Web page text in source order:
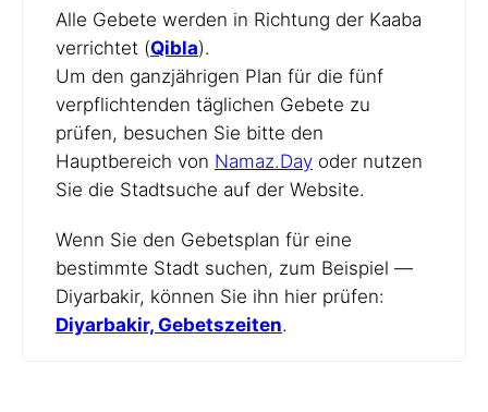
Alle Gebete werden in Richtung der Kaaba
verrichtet (Qibla).
Um den ganzjährigen Plan für die fünf
verpflichtenden täglichen Gebete zu
prüfen, besuchen Sie bitte den
Hauptbereich von Namaz.Day oder nutzen
Sie die Stadtsuche auf der Website.
Wenn Sie den Gebetsplan für eine
bestimmte Stadt suchen, zum Beispiel —
Diyarbakir, können Sie ihn hier prüfen:
Diyarbakir, Gebetszeiten.